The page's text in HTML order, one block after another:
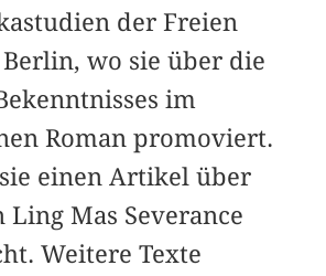
der Freien
wo sie über die
im
Roman promoviert.
einen Artikel über
Ling Mas Severance
Weitere Texte